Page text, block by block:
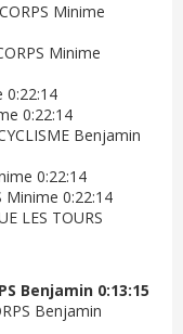
Minime
Minime
0:22:14
0:22:14
Benjamin
0:22:14
Minime 0:22:14
LES TOURS
Benjamin 0:13:15
Benjamin